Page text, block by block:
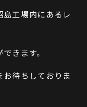
工場内にあるレ
きます。
待ちしておりま